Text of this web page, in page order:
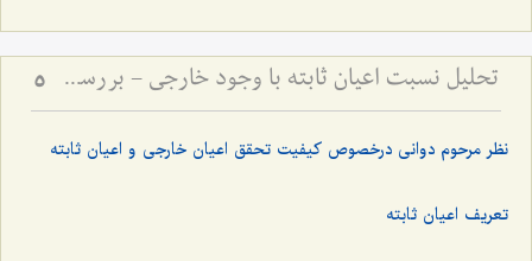
تحلیل نسبت اعیان ثابته با وجود خارجی - بررسی تطبیقی دیدگاه محقق دوانی و آخوند ملاصدرا 5
نظر مرحوم دوانی درخصوص کیفیت تحقق اعیان خارجی و اعیان ثابته
تعریف اعیان ثابته